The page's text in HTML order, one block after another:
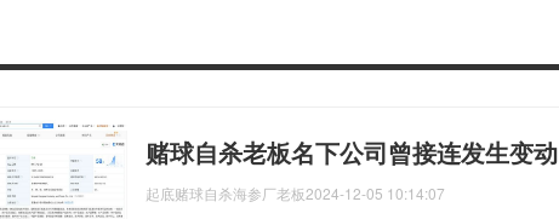
赌球自杀老板名下公司曾接连发生变动
起底赌球自杀海参厂老板2024-12-05 10:14:07